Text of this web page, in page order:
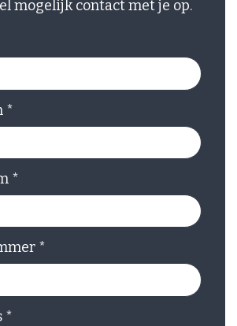
mogelijk contact met je op.
*
*
*
*